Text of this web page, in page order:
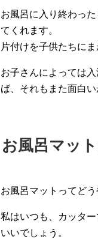
お風呂に入り終わっ
てくれます。
片付けを子供たちに
お子さんによっては
ば、それもまた面白い
お風呂マッ
お風呂マットってど
私はいつも、カッタ
いいでしょう。